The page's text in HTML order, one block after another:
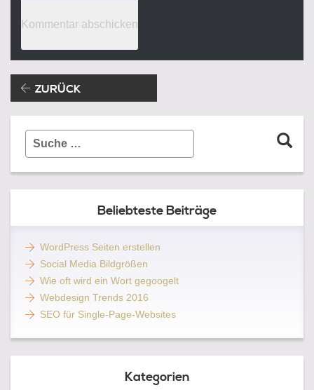
Beitragsnavigation
ZURÜCK
Suche
Beliebteste Beiträge
WordPress Seiten erstellen
Social Media Bildgrößen
Wie oft wird ein Wort gegoogelt
Webdesign Trends 2016
SEO für Single-Page-Websites
Kategorien